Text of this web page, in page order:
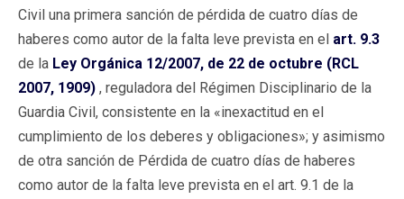
Civil una primera sanción de pérdida de cuatro días de
haberes como autor de la falta leve prevista en el art. 9.3
de la Ley Orgánica 12/2007, de 22 de octubre (RCL
2007, 1909) , reguladora del Régimen Disciplinario de la
Guardia Civil, consistente en la «inexactitud en el
cumplimiento de los deberes y obligaciones»; y asimismo
de otra sanción de Pérdida de cuatro días de haberes
como autor de la falta leve prevista en el art. 9.1 de la